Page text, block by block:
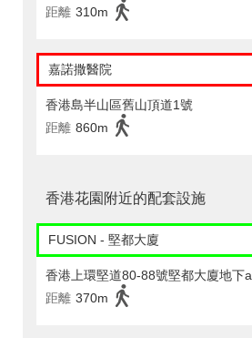
距離 310m
嘉諾撒醫院
香港島半山區舊山頂道1號
距離 860m
香港花園附近的配套設施
FUSION - 堅都大廈
香港上環堅道80-88號堅都大廈地下
距離 370m